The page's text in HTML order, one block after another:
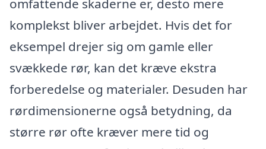
omfattende skaderne er, desto mere
komplekst bliver arbejdet. Hvis det for
eksempel drejer sig om gamle eller
svækkede rør, kan det kræve ekstra
forberedelse og materialer. Desuden har
rørdimensionerne også betydning, da
større rør ofte kræver mere tid og